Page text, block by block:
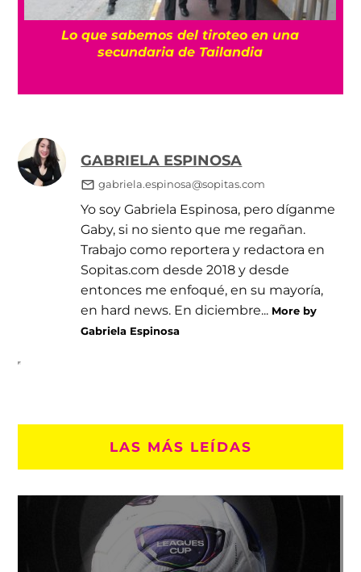
Lo que sabemos del tiroteo en una
secundaria de Tailandia
GABRIELA ESPINOSA
gabriela.espinosa@sopitas.com
Yo soy Gabriela Espinosa, pero díganme
Gaby, si no siento que me regañan.
Trabajo como reportera y redactora en
Sopitas.com desde 2018 y desde
entonces me enfoqué, en su mayoría,
en hard news. En diciembre... More by
Gabriela Espinosa
LAS MÁS LEÍDAS